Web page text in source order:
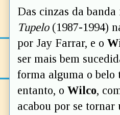
Das cinzas da
Tupelo (1987-1994)
por Jay Farrar, e o
ser mais bem
forma alguma o belo
entanto, o Wilco,
acabou por se tornar